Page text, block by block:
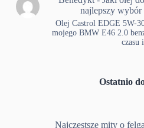
najlepszy
Olej Castrol EDGE 5W-
mojego BMW E46 2.0
czasu
Ostatnio
Najczęstsze mity o